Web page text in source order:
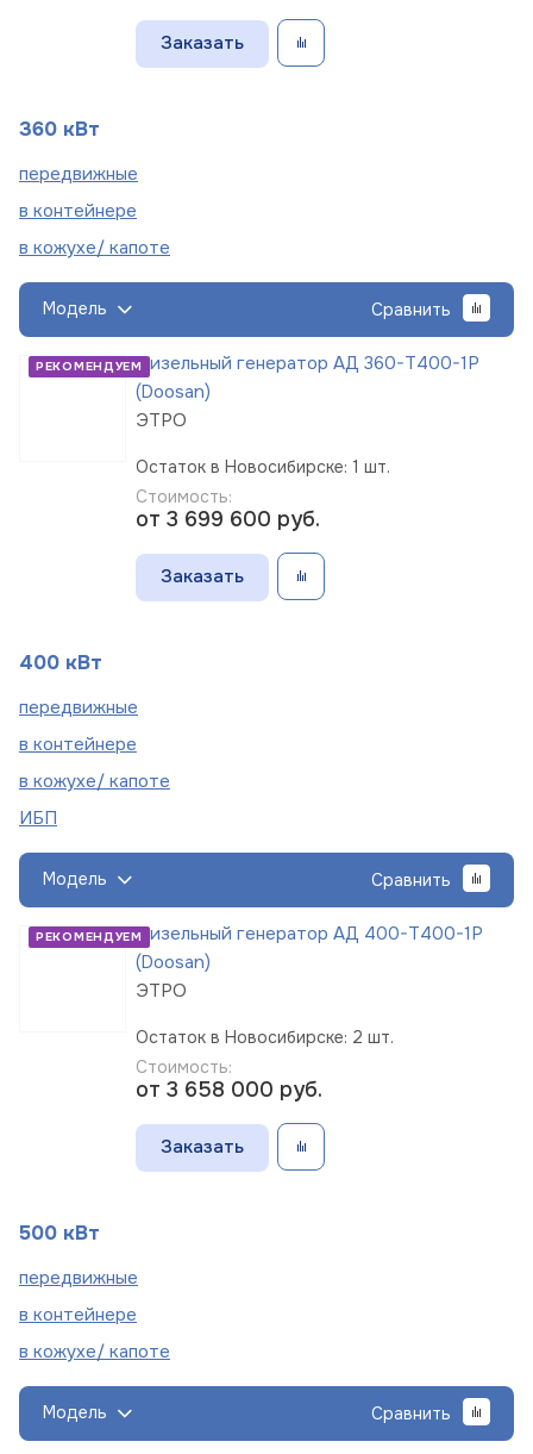
Заказать
360 кВт
передвижные
в контейнере
в кожухе/ капоте
Модель Сравнить
РЕКОМЕНДУЕМДизельный генератор АД 360-Т400-1Р
(Doosan)
ЭТРО
Остаток в Новосибирске: 1 шт.
Стоимость:
от 3 699 600 руб.
Заказать
400 кВт
передвижные
в контейнере
в кожухе/ капоте
ИБП
Модель Сравнить
РЕКОМЕНДУЕМДизельный генератор АД 400-Т400-1Р
(Doosan)
ЭТРО
Остаток в Новосибирске: 2 шт.
Стоимость:
от 3 658 000 руб.
Заказать
500 кВт
передвижные
в контейнере
в кожухе/ капоте
Модель Сравнить